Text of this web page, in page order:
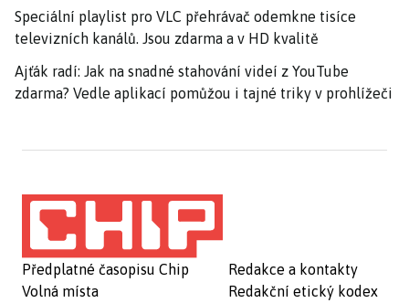
Speciální playlist pro VLC přehrávač odemkne tisíce
televizních kanálů. Jsou zdarma a v HD kvalitě
Ajťák radí: Jak na snadné stahování videí z YouTube
zdarma? Vedle aplikací pomůžou i tajné triky v prohlížeči
Předplatné časopisu Chip
Volná místa
Redakce a kontakty
Redakční etický kodex